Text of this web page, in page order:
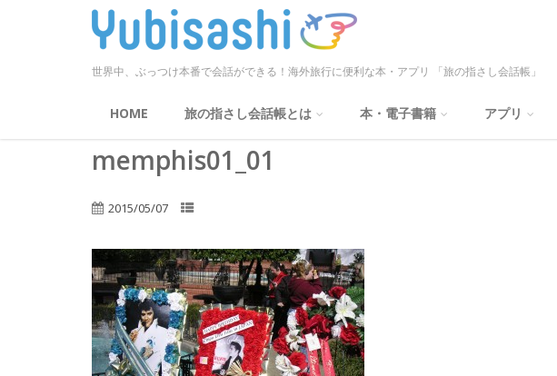
世界中、ぶっつけ本番で会話ができる！海外旅行に便利な本・アプリ 「旅の指さし会話帳」
HOME 旅の指さし会話帳とは 本・電子書籍 アプリ
memphis01_01
2015/05/07